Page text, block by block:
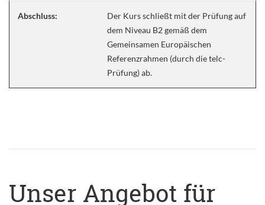
Abschluss:
Der Kurs schließt mit der Prüfung auf
dem Niveau B2 gemäß dem
Gemeinsamen Europäischen
Referenzrahmen (durch die telc-
Prüfung) ab.
Unser Angebot für